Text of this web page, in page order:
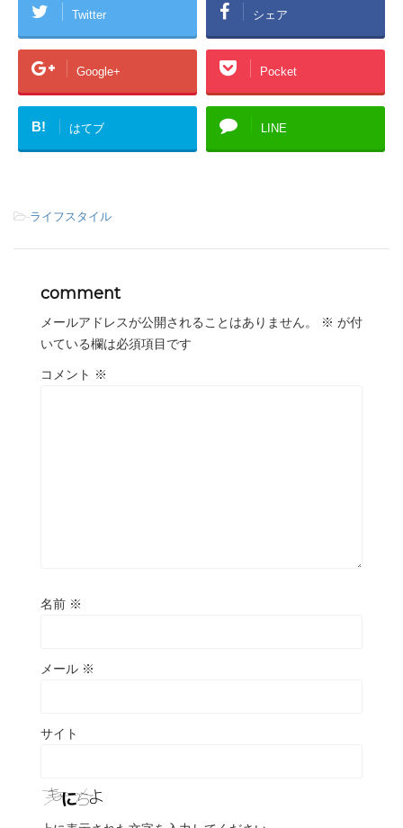
Twitter シェア
Google+ Pocket
B! はてブ LINE
-ライフスタイル
comment
メールアドレスが公開されることはありません。 ※ が付
いている欄は必須項目です
コメント ※
名前 ※
メール ※
サイト